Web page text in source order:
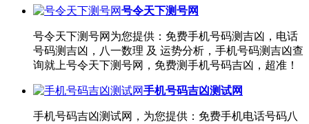
号令天下测号网
号令天下测号网为您提供：免费手机号码测吉凶，电话
号码测吉凶，八一数理 及 运势分析，手机号码测吉凶查
询就上号令天下测号网，免费测手机号码吉凶，超准！
手机号码吉凶测试网
手机号码吉凶测试网，为您提供：免费手机电话号码八